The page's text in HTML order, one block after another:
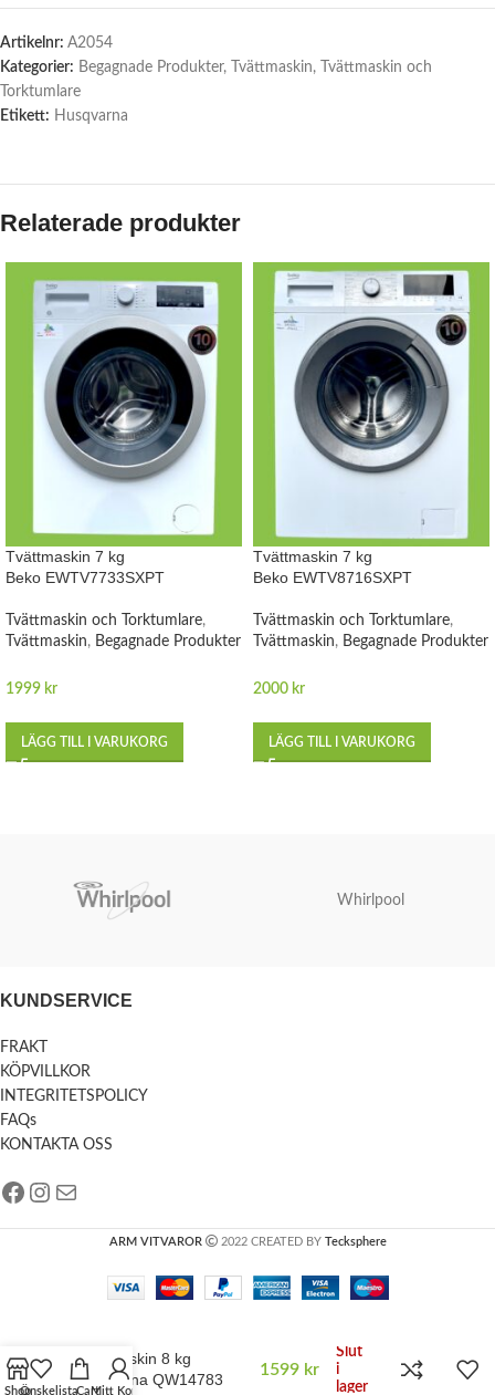
Artikelnr: A2054
Kategorier: Begagnade Produkter, Tvättmaskin,
Tvättmaskin och
Torktumlare
Etikett: Husqvarna
Relaterade produkter
Tvättmaskin 7 kg
Beko EWTV7733SXPT
Tvättmaskin och Torktumlare,
Tvättmaskin, Begagnade Produkter
1999 kr
LÄGG TILL I VARUKORG
Tvättmaskin 7 kg
Beko EWTV8716SXPT
Tvättmaskin och Torktumlare,
Tvättmaskin, Begagnade Produkter
2000 kr
LÄGG TILL I VARUKORG
Whirlpool
KUNDSERVICE
FRAKT
KÖPVILLKOR
INTEGRITETSPOLICY
FAQs
KONTAKTA OSS
ARM VITVAROR 2022 CREATED BY Tecksphere
Tvättmaskin 8 kg
Husqvarna QW14783
1599 kr
Slut
i
lager
ShopÖnskelistaCartMitt Konto